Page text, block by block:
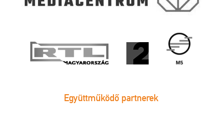
Együttműködő partnerek